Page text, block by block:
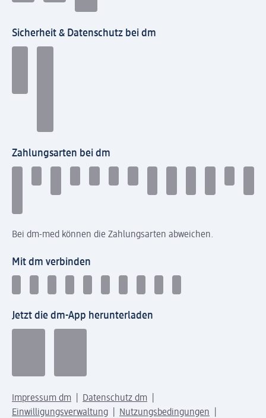
Sicherheit & Datenschutz bei dm
Zahlungsarten bei dm
Bei dm-med können die Zahlungsarten abweichen.
Mit dm verbinden
Jetzt die dm-App herunterladen
Impressum dm
Datenschutz dm
Einwilligungsverwaltung
Nutzungsbedingungen